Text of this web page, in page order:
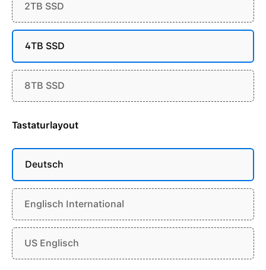
2TB SSD
4TB SSD
8TB SSD
Tastaturlayout
Deutsch
Englisch International
US Englisch